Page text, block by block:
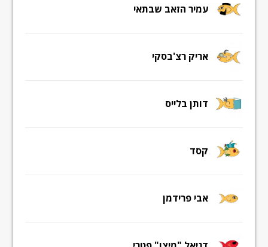
עמיר הזאב שבתאי
אריק רצ'בסקי
דותן בלייס
קסד
אבי פרידמן